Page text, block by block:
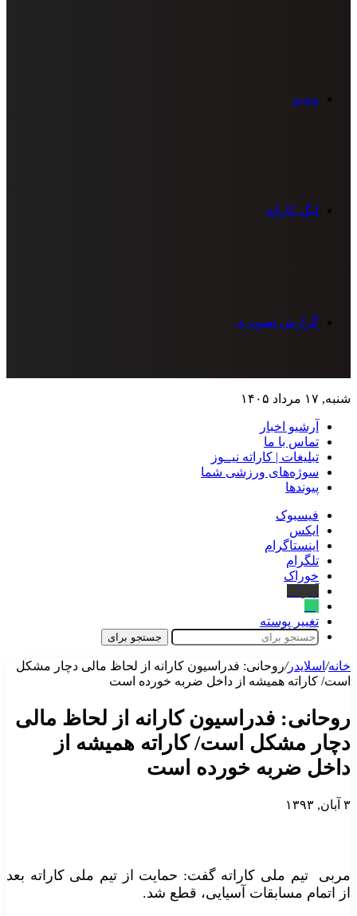
ویدیو
لیگ کاراته
گزارش تصویری
شنبه, ۱۷ مرداد ۱۴۰۵
آرشیو اخبار
تماس‌ با‌ ما
تبلیغات | کاراته نیــوز
سوژه‌های ورزشی شما
پیوندها
فیسبوک
ایکس
اینستاگرام
تلگرام
خوراک
تغییر پوسته
جستجو برای
خانه/ اسلایدر/روحانی: فدراسیون کارانه از لحاظ مالی دچار مشکل
است/ کاراته همیشه از داخل ضربه خورده است
روحانی: فدراسیون کارانه از لحاظ مالی
دچار مشکل است/ کاراته همیشه از
داخل ضربه خورده است
۳ آبان, ۱۳۹۳
مربی تیم ملی کاراته گفت: حمایت از تیم ملی کاراته بعد
از اتمام مسابقات آسیایی، قطع شد.